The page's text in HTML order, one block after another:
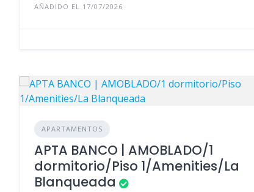
AÑADIDO EL 17/07/2026
APARTAMENTOS
APTA BANCO | AMOBLADO/1
dormitorio/Piso 1/Amenities/La
Blanqueada